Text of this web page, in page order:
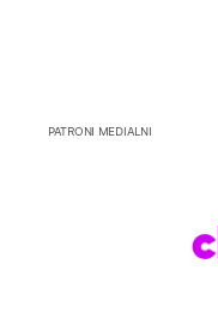
PATRONI MEDIALNI